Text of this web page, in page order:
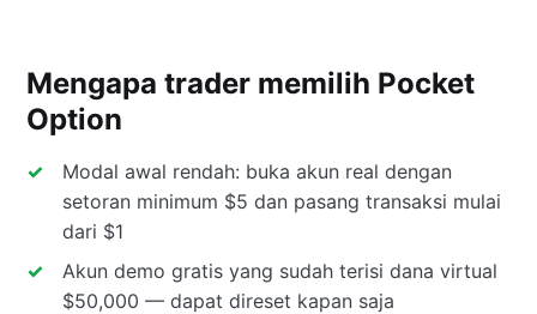
Mengapa trader memilih Pocket
Option
Modal awal rendah: buka akun real dengan
setoran minimum $5 dan pasang transaksi mulai
dari $1
Akun demo gratis yang sudah terisi dana virtual
$50,000 — dapat direset kapan saja